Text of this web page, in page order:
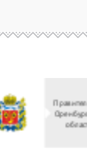
Министерство
культуры
Российской
федерации